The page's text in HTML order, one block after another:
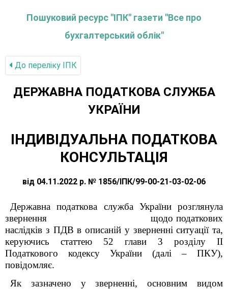
Пошуковий ресурс "ІПК" газети "Все про
бухгалтерський облік"
До переліку IПК
ДЕРЖАВНА ПОДАТКОВА СЛУЖБА
УКРАЇНИ
ІНДИВІДУАЛЬНА ПОДАТКОВА
КОНСУЛЬТАЦІЯ
від 04.11.2022 р. № 1856/ІПК/99-00-21-03-02-06
Державна податкова служба України розглянула
звернення щодо податкових
наслідків з ПДВ в описаній у зверненні ситуації та,
керуючись статтею 52 глави 3 розділу ІІ
Податкового кодексу України (далі – ПКУ),
повідомляє.
Як зазначено у зверненні, основним видом